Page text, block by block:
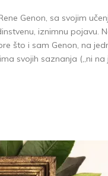
Genon, sa svojim
iznimnu pojavu.
što i sam Genon, na
svojih saznanja („ni na